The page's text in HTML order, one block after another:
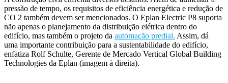
pressão de tempo, os requisitos de eficiência energética e redução de
CO 2 também devem ser mencionados. O Eplan Electric P8 suporta
não apenas o planejamento da distribuição elétrica dentro do
edifício, mas também o projeto da automação predial. Assim, dá
uma importante contribuição para a sustentabilidade do edifício,
enfatiza Rolf Schulte, Gerente de Mercado Vertical Global Building
Technologies da Eplan (imagem à direita).